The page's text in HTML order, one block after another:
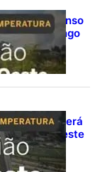
calor intenso
domingo
Sudeste terá
isolada neste